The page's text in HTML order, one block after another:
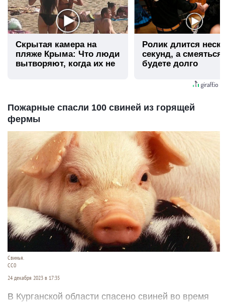
Скрытая камера на
пляже Крыма: Что люди
вытворяют, когда их не
Ролик длится
секунд, а
будете долго
Пожарные спасли 100 свиней из горящей
фермы
Свинья.
СС0
24 декабря 2023 в 17:35
В Курганской области спасено свиней во время